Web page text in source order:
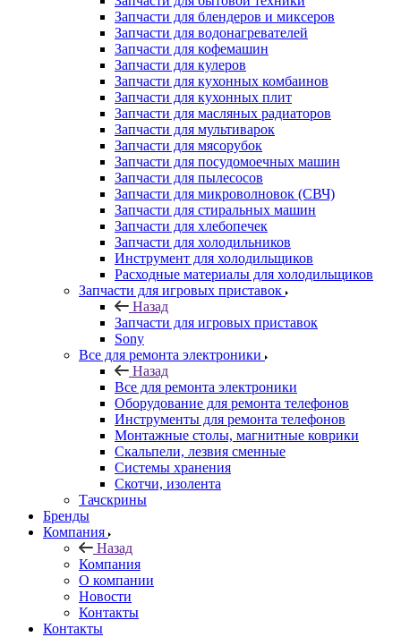
Запчасти для блендеров и миксеров
Запчасти для водонагревателей
Запчасти для кофемашин
Запчасти для кулеров
Запчасти для кухонных комбаинов
Запчасти для кухонных плит
Запчасти для масляных радиаторов
Запчасти для мультиварок
Запчасти для мясорубок
Запчасти для посудомоечных машин
Запчасти для пылесосов
Запчасти для микроволновок (СВЧ)
Запчасти для стиральных машин
Запчасти для хлебопечек
Запчасти для холодильников
Инструмент для холодильщиков
Расходные материалы для холодильщиков
Запчасти для игровых приставок
Назад
Запчасти для игровых приставок
Sony
Все для ремонта электроники
Назад
Все для ремонта электроники
Оборудование для ремонта телефонов
Инструменты для ремонта телефонов
Монтажные столы, магнитные коврики
Скальпели, лезвия сменные
Системы хранения
Скотчи, изолента
Тачскрины
Бренды
Компания
Назад
Компания
О компании
Новости
Контакты
Контакты